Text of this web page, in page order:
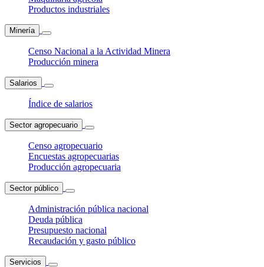
Productos industriales
Minería
Censo Nacional a la Actividad Minera
Producción minera
Salarios
Índice de salarios
Sector agropecuario
Censo agropecuario
Encuestas agropecuarias
Producción agropecuaria
Sector público
Administración pública nacional
Deuda pública
Presupuesto nacional
Recaudación y gasto público
Servicios